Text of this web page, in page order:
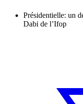
Présidentielle: un
Dabi de l’Ifop